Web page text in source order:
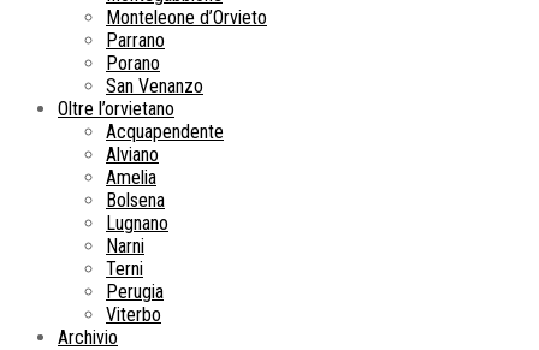
Monteleone d’Orvieto
Parrano
Porano
San Venanzo
Oltre l’orvietano
Acquapendente
Alviano
Amelia
Bolsena
Lugnano
Narni
Terni
Perugia
Viterbo
Archivio